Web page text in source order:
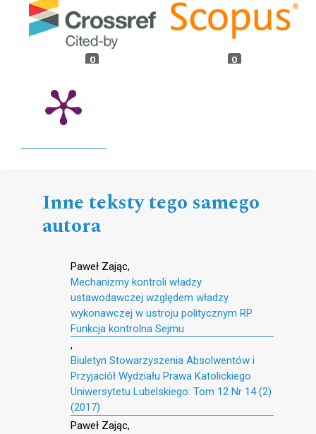
0 0
Inne teksty tego samego
autora
Paweł Zając,
Mechanizmy kontroli władzy
ustawodawczej względem władzy
wykonawczej w ustroju politycznym RP.
Funkcja kontrolna Sejmu
,
Biuletyn Stowarzyszenia Absolwentów i
Przyjaciół Wydziału Prawa Katolickiego
Uniwersytetu Lubelskiego: Tom 12 Nr 14 (2)
(2017)
Paweł Zając,